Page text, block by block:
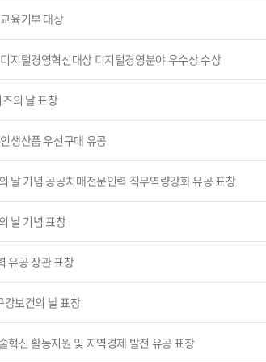
육기부 대상
지털경영혁신대상 디지털경영분야 우수상 수상
의 날 표창
생산품 우선구매 유공
날 기념 공공치매전문인력 직무역량강화 유공 표창
날 기념 표창
유공 장관 표창
보건의 날 표창
혁신 활동지원 및 지역경제 발전 유공 표창